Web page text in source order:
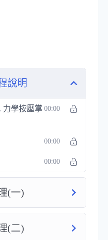
肌肉，
舒緩壓力，
自主管理身體狀態
保健和肌肉緩解
讓身體處於輕鬆狀態
說明
力學按壓掌 00:00
00:00
00:00
(一)
(二)